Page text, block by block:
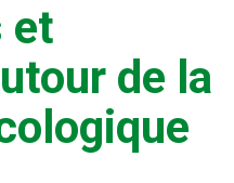
et
de la